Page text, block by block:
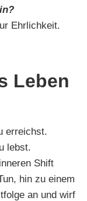
Ehrlichkeit.
Leben
erreichst.
lebst.
Shift
hin zu einem
an und wirf